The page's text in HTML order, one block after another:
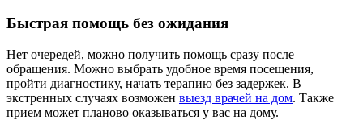
Быстрая помощь без ожидания
Нет очередей, можно получить помощь сразу после
обращения. Можно выбрать удобное время посещения,
пройти диагностику, начать терапию без задержек. В
экстренных случаях возможен выезд врачей на дом. Также
прием может планово оказываться у вас на дому.